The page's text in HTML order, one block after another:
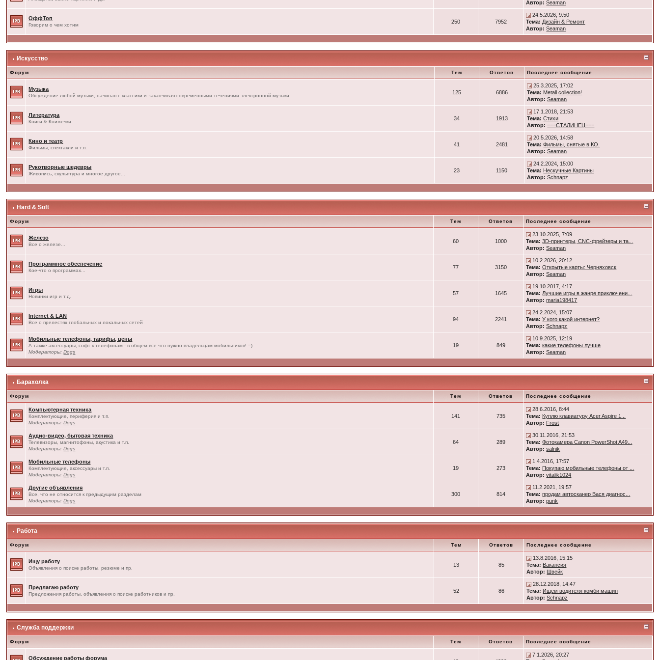
Автор: Seaman
ОффТоп
Говорим о чем хотим
250 7952
24.5.2026, 9:50
Тема: Дизайн & Ремонт
Автор: Seaman
Искусство
Форум Тем Ответов Последнее сообщение
Музыка
Обсуждение любой музыки, начиная с классики и заканчивая современными течениями электронной музыки
125 6886
25.3.2025, 17:02
Тема: Metall collection!
Автор: Seaman
Литература
Книги & Книжечки
34 1913
17.1.2018, 21:53
Тема: Стихи
Автор: ===СТАЛИНЕЦ===
Кино и театр
Фильмы, спектакли и т.п.
41 2481
20.5.2026, 14:58
Тема: Фильмы, снятые в КО.
Автор: Seaman
Рукотворные шедевры
Живопись, скульптура и многое другое...
23 1150
24.2.2024, 15:00
Тема: Нескучные Картины
Автор: Schnapz
Hard & Soft
Форум Тем Ответов Последнее сообщение
Железо
Все о железе...
60 1000
23.10.2025, 7:09
Тема: 3D-принтеры, CNC-фрейзеры и та...
Автор: Seaman
Программное обеспечение
Кое-что о программах...
77 3150
10.2.2026, 20:12
Тема: Открытые карты: Черняховск
Автор: Seaman
Игры
Новинки игр и т.д.
57 1645
19.10.2017, 4:17
Тема: Лучшие игры в жанре приключени...
Автор: maria198417
Internet & LAN
Все о прелестях глобальных и локальных сетей
94 2241
24.2.2024, 15:07
Тема: У кого какой интернет?
Автор: Schnapz
Мобильные телефоны, тарифы, цены
А также аксессуары, софт к телефонам - в общем все что нужно владельцам мобильников! =)
Модераторы:Dogs
19 849
10.9.2025, 12:19
Тема: какие телефоны лучше
Автор: Seaman
Барахолка
Форум Тем Ответов Последнее сообщение
Компьютерная техника
Комплектующие, периферия и т.п.
Модераторы:Dogs
141 735
28.6.2016, 8:44
Тема: Куплю клавиатуру Acer Aspire 1...
Автор: Frost
Аудио-видео, бытовая техника
Телевизоры, магнитофоны, акустика и т.п.
Модераторы:Dogs
64 289
30.11.2016, 21:53
Тема: Фотокамера Canon PowerShot A49...
Автор: salnik
Мобильные телефоны
Комплектующие, аксессуары и т.п.
Модераторы:Dogs
19 273
1.4.2016, 17:57
Тема: Покупаю мобильные телефоны от ...
Автор: vitalik1024
Другие объявления
Все, что не относится к предыдущим разделам
Модераторы:Dogs
300 814
11.2.2021, 19:57
Тема: продам автосканер Вася диагнос...
Автор: punk
Работа
Форум Тем Ответов Последнее сообщение
Ищу работу
Объявления о поиске работы, резюме и пр.
13 85
13.8.2016, 15:15
Тема: Вакансия
Автор: Швейк
Предлагаю работу
Предложения работы, объявления о поиске работников и пр.
52 86
28.12.2018, 14:47
Тема: Ищем водителя комби машин
Автор: Schnapz
Служба поддержки
Форум Тем Ответов Последнее сообщение
Обсуждение работы форума
7.1.2026, 20:27